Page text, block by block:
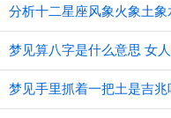
分析十二星座风象火象土
梦见算八字是什么意思 女
梦见手里抓着一把土是吉兆